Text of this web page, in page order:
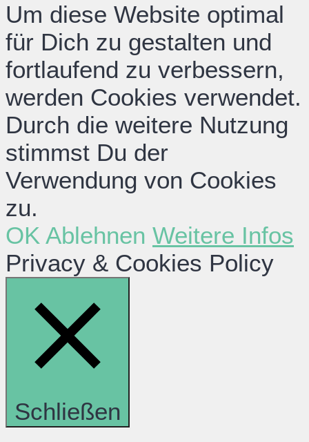
Um diese Website optimal
für Dich zu gestalten und
fortlaufend zu verbessern,
werden Cookies verwendet.
Durch die weitere Nutzung
stimmst Du der
Verwendung von Cookies
zu.
OK Ablehnen Weitere Infos
Privacy & Cookies Policy
Schließen